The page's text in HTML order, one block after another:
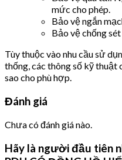
mức cho phép.
Bảo vệ ngắn
Bảo vệ chống
Tùy thuộc vào nhu cầu sử
thống, các thông số kỹ thuật
sao cho phù hợp.
Đánh giá
Chưa có đánh giá nào.
Hãy là người đầu tiên